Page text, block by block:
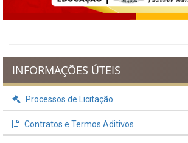
INFORMAÇÕES ÚTEIS
Processos de Licitação
Contratos e Termos Aditivos